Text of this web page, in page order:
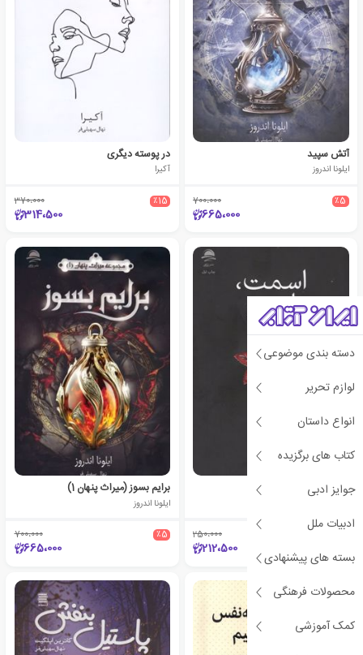
دسته بندی موضوعی
لوازم تحریر
انواع داستان
کتاب های برگزیده
جوایز ادبی
ادبیات ملل
بسته های پیشنهادی
محصولات فرهنگی
کمک آموزشی
آتش سپید
ایلونا اندروز
٪5 700،000
665،000
در پوسته دیگری
آکیرا
٪15 370،000
314،500
اسمت، اندوه من
250،000
212،500
برایم بسوز (میراث پنهان 1)
ایلونا اندروز
٪5 700،000
665،000